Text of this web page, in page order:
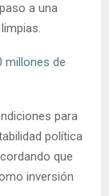
a una
millones de
para
política
que
inversión